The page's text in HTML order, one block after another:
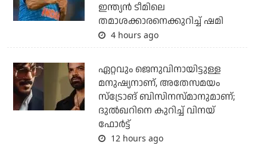
ഇന്ത്യന്‍ ടീമിലെ
തമാശക്കാരനെക്കുറിച്ച് ഷമി
4 hours ago
ഏറ്റവും ജെനുവിനായിട്ടുള്ള
മനുഷ്യനാണ്, അതേസമയം
സ്‌ട്രോങ് ബിസിനസ്മാനുമാണ്;
ദുല്‍ഖറിനെ കുറിച്ച് വിനയ്
ഫോര്‍ട്ട്
12 hours ago